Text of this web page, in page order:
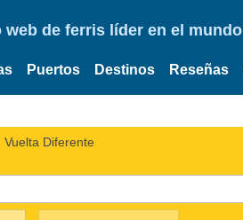
de ferris líder en el
Puertos Destinos Reseñas
Vuelta Diferente